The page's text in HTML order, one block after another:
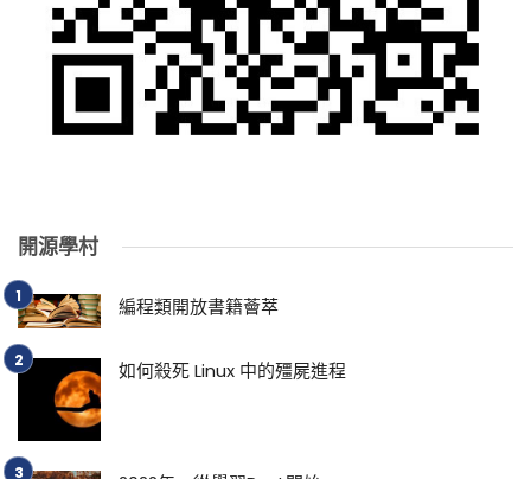
開源學村
編程類開放書籍薈萃
如何殺死 Linux 中的殭屍進程